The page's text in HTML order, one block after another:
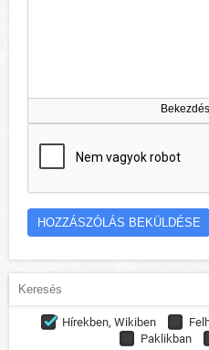
Hírekben, Wikiben
Paklikban